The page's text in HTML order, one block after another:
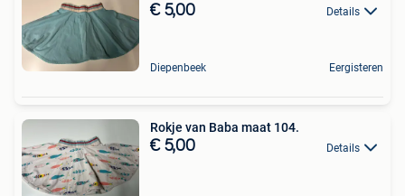
€ 5,00 Details
Diepenbeek Eergisteren
Rokje van Baba maat 104.
€ 5,00 Details